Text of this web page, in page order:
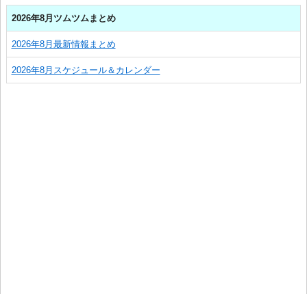
2026年8月ツムツムまとめ
2026年8月最新情報まとめ
2026年8月スケジュール＆カレンダー